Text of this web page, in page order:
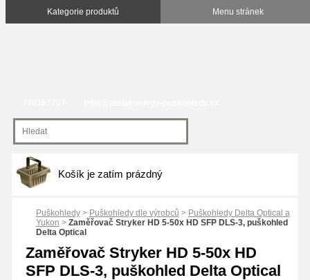
Košík je zatím prázdný
Puškohledy > Puškohledy dle výrobců > Puškohledy Delta Optical a
Yukon > Zaměřovač Stryker HD 5-50x HD SFP DLS-3, puškohled
Delta Optical
Zaměřovač Stryker HD 5-50x HD
SFP DLS-3, puškohled Delta Optical